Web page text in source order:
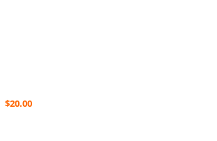
$20.00